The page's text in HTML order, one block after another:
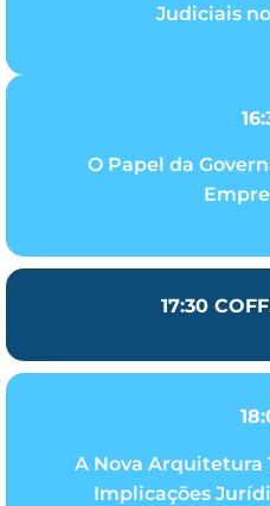
Judiciais
O Papel da
17:30
A Nova Arquitetura
Implicações